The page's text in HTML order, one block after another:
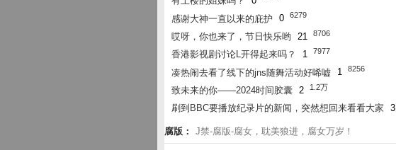
感谢大神一直以来的庇护 0 6279
哎呀，你也来了，节日快乐哟 21 8706
香港影视剧讨论L开得起来吗？ 1 7977
凑热闹去看了线下的jns随舞活动好唏嘘 1 8256
致未来的你——2024时间胶囊 2 1.2万
刷到BBC要播放纪录片的新闻，突然想回来看看大家 3
腐版： J禁-腐版-腐女，耽美狼进，腐女万岁！